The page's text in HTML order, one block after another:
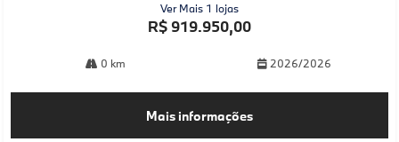
Ver Mais 1 lojas
R$ 919.950,00
0 km 2026/2026
Mais informações